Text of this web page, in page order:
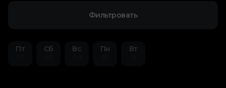
Фильтровать
Пт
Сб
Вс
Пн
Вт